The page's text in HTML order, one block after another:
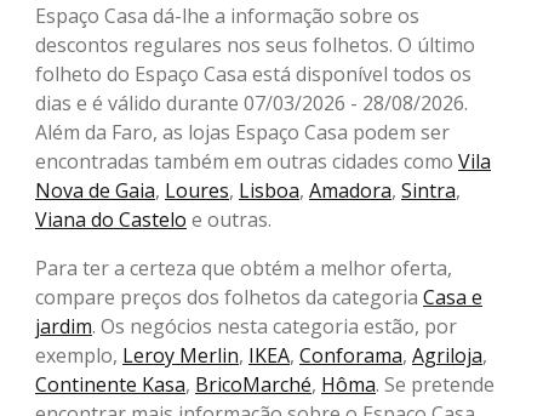
Espaço Casa dá-lhe a informação sobre os
descontos regulares nos seus folhetos. O último
folheto do Espaço Casa está disponível todos os
dias e é válido durante 07/03/2026 - 28/08/2026.
Além da Faro, as lojas Espaço Casa podem ser
encontradas também em outras cidades como Vila
Nova de Gaia, Loures, Lisboa, Amadora, Sintra,
Viana do Castelo e outras.
Para ter a certeza que obtém a melhor oferta,
compare preços dos folhetos da categoria Casa e
jardim. Os negócios nesta categoria estão, por
exemplo, Leroy Merlin, IKEA, Conforama, Agriloja,
Continente Kasa, BricoMarché, Hôma. Se pretende